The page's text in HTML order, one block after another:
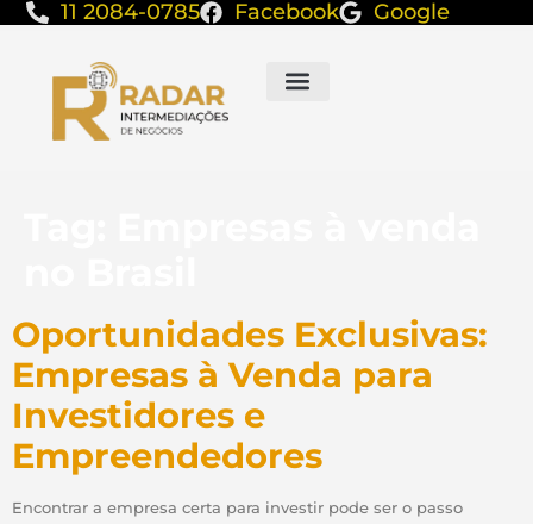
11 2084-0785 Facebook Google
Oportunidades Exclusivas:
Empresas à Venda para
Investidores e
Empreendedores
Encontrar a empresa certa para investir pode ser o passo